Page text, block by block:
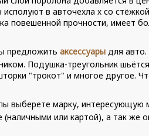
в авточехла х со
повешенной прочности, имеет
предложить аксессуары для
Подушка-треугольник шьётся
"трокот" и многое другое.
выберете марку, интересующую
или картой), а так же